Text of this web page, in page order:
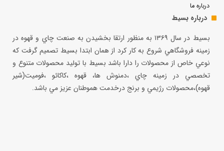
درباره ما
درباره بسیط
بسيط در سال ۱۳۶۹ به منظور ارتقا بخشيدن به صنعت چاي و قهوه در
زمينه فروشگاهي شروع به كار كرد از همان ابتدا بسيط تصميم گرفت كه
نوعي خاص از محصولات را دارا باشد بسيط با توليد محصولات متنوع و
تخصصي در زمينه چاي ،دمنوش ها، قهوه ،كاكائو ،فوميت(شير
قهوه)،محصولات رژيمي و برنج درخدمت هموطنان عزيز مي باشد.